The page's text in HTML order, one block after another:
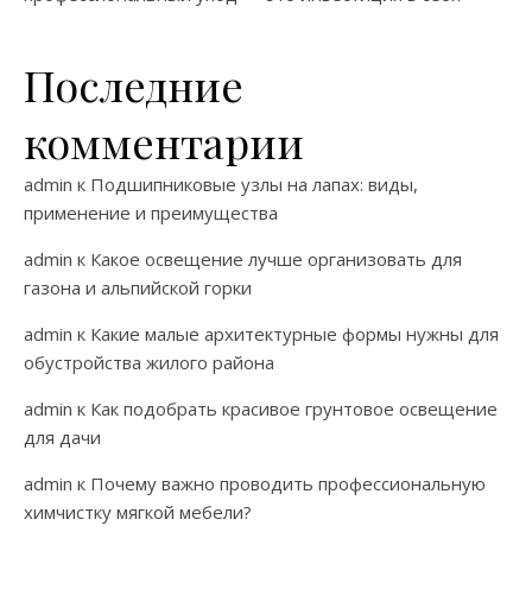
Последние
комментарии
admin к Подшипниковые узлы на лапах: виды,
применение и преимущества
admin к Какое освещение лучше организовать для
газона и альпийской горки
admin к Какие малые архитектурные формы нужны для
обустройства жилого района
admin к Как подобрать красивое грунтовое освещение
для дачи
admin к Почему важно проводить профессиональную
химчистку мягкой мебели?